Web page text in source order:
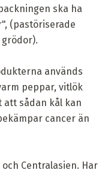
ska ha
(pastöriserade
används
peppar, vitlök
att sådan kål kan
cancer än
Centralasien. Har